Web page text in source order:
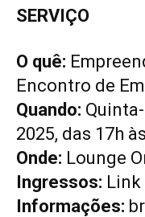
SERVIÇO
O quê:
Encontro de
Quando:
2025, das 17h
Onde: Lounge
Ingressos:
Informações: